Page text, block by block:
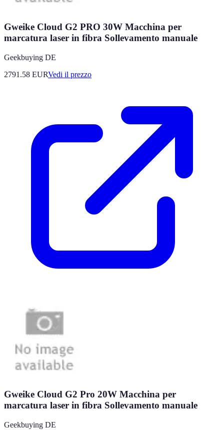
Gweike Cloud G2 PRO 30W Macchina per
marcatura laser in fibra Sollevamento manuale
Geekbuying DE
2791.58 EURVedi il prezzo
Gweike Cloud G2 Pro 20W Macchina per
marcatura laser in fibra Sollevamento manuale
Geekbuying DE